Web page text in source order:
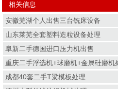
相关信息
安徽芜湖个人出售三台铣床设备
山东莱芜全套塑料造粒设备处理
阜新二手德国进口压力机出售
重庆二手浮选机+球磨机+金属硅磨机
成都40套二手T粱模板处理